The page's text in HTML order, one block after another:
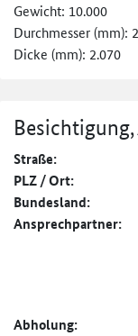
Gewicht: 10.000
Durchmesser (mm):
Dicke (mm): 2.070
Straße:
PLZ / Ort:
Bundesland:
Ansprechpartner:
Abholung: